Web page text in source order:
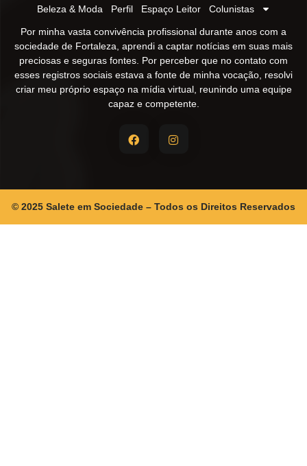
Beleza & Moda Perfil Espaço Leitor Colunistas
Por minha vasta convivência profissional durante anos com a
sociedade de Fortaleza, aprendi a captar notícias em suas mais
preciosas e seguras fontes. Por perceber que no contato com
esses registros sociais estava a fonte de minha vocação, resolvi
criar meu próprio espaço na mídia virtual, reunindo uma equipe
capaz e competente.
© 2025 Salete em Sociedade – Todos os Direitos Reservados